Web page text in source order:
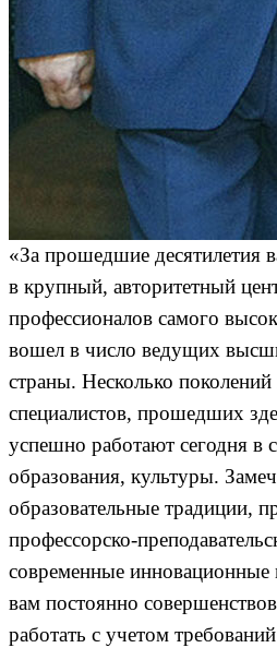
«За прошедшие десятилетия
в крупный, авторитетный
профессионалов самого
вошел в число ведущих
страны. Несколько
специалистов, прошедших
успешно работают сегодня в
образования, культуры.
образовательные традиции,
профессорско-
современные
вам постоянно
работать с учетом